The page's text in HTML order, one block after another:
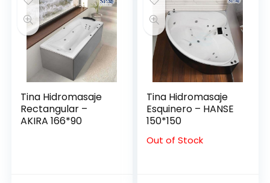
Tina Hidromasaje
Rectangular –
AKIRA 166*90
Tina Hidromasaje
Esquinero – HANSE
150*150
Out of Stock